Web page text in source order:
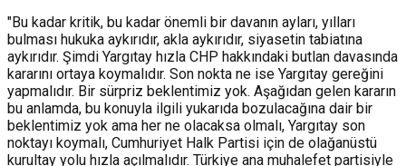
"Bu kadar kritik, bu kadar önemli bir davanın ayları, yılları
bulması hukuka aykırıdır, akla aykırıdır, siyasetin tabiatına
aykırıdır. Şimdi Yargıtay hızla CHP hakkındaki butlan davasında
kararını ortaya koymalıdır. Son nokta ne ise Yargıtay gereğini
yapmalıdır. Bir sürpriz beklentimiz yok. Aşağıdan gelen kararın
bu anlamda, bu konuyla ilgili yukarıda bozulacağına dair bir
beklentimiz yok ama her ne olacaksa olmalı, Yargıtay son
noktayı koymalı, Cumhuriyet Halk Partisi için de olağanüstü
kurultay yolu hızla açılmalıdır. Türkiye ana muhalefet partisiyle